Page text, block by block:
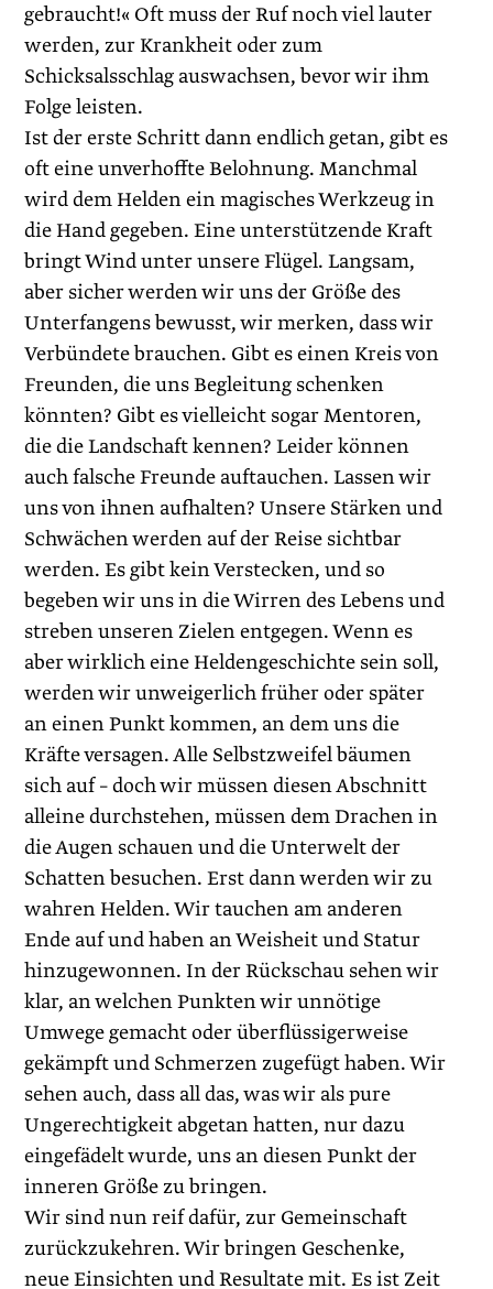
gebraucht!« Oft muss der Ruf noch viel lauter
werden, zur Krankheit oder zum
Schicksalsschlag auswachsen, bevor wir ihm
Folge leisten.
Ist der erste Schritt dann endlich ­getan, gibt es
oft eine unverhoffte Belohnung. Manchmal
wird dem Helden ein magisches Werkzeug in
die Hand gegeben. Eine unterstützende Kraft
bringt Wind unter unsere Flügel. Langsam,
aber sicher werden wir uns der Größe des
Unterfangens bewusst, wir merken, dass wir
Verbündete brauchen. Gibt es einen Kreis von
Freunden, die uns Begleitung schenken
könnten? Gibt es vielleicht sogar Mentoren,
die die Landschaft kennen? Leider können
auch falsche Freunde auftauchen. Lassen wir
uns von ihnen aufhalten? Unsere Stärken und
Schwächen werden auf der Reise sichtbar
werden. Es gibt kein Verstecken, und so
begeben wir uns in die Wirren des Lebens und
streben unseren Zielen entgegen. Wenn es
aber wirklich eine Helden­geschichte sein soll,
werden wir unweiger­lich früher oder später
an einen Punkt kommen, an dem uns die
Kräfte versagen. Alle Selbstzweifel bäumen
sich auf – doch wir müssen diesen Abschnitt
alleine durchstehen, müssen dem Drachen in
die Augen schauen und die Unterwelt der
Schatten besuchen. Erst dann werden wir zu
wahren Helden. Wir tauchen am anderen
Ende auf und haben an Weisheit und Statur
hinzugewonnen. In der Rückschau sehen wir
klar, an welchen Punkten wir unnötige
Umwege gemacht oder überflüssigerweise
gekämpft und Schmerzen zugefügt haben. Wir
sehen auch, dass all das, was wir als pure
Ungerechtigkeit abgetan hatten, nur dazu
eingefädelt wurde, uns an diesen Punkt der
inneren Größe zu bringen.
Wir sind nun reif dafür, zur Gemeinschaft
zurückzukehren. Wir bringen Geschenke,
neue Einsichten und Resultate mit. Es ist Zeit